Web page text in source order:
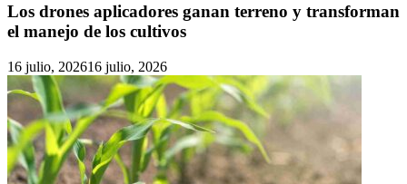
Los drones aplicadores ganan terreno y transforman
el manejo de los cultivos
16 julio, 202616 julio, 2026